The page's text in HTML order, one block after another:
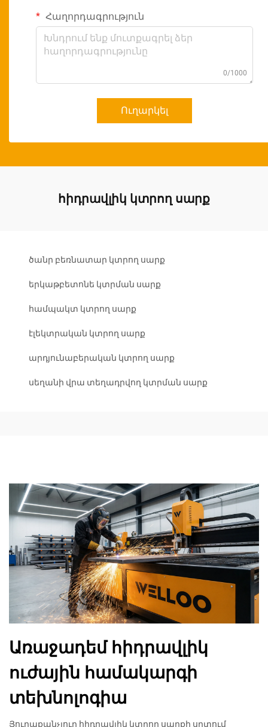
Հաղորդագրություն
0/1000
Ուղարկել
հիդրավլիկ կտրող սարք
ծանր բեռնատար կտրող սարք
երկաթբետոնե կտրման սարք
համպակտ կտրող սարք
էլեկտրական կտրող սարք
արդյունաբերական կտրող սարք
սեղանի վրա տեղադրվող կտրման սարք
Առաջադեմ հիդրավլիկ
ուժային համակարգի
տեխնոլոգիա
Յուրաքանչյուր հիդրավլիկ կտրող սարքի սրտում